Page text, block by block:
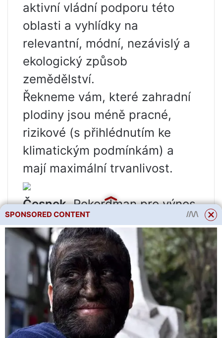
aktivní vládní podporu této
oblasti a vyhlídky na
relevantní, módní, nezávislý a
ekologický způsob
zemědělství.
Řekneme vám, které zahradní
plodiny jsou méně pracné,
rizikové (s přihlédnutím ke
klimatickým podmínkám) a
mají maximální trvanlivost.
Česnek.Rekordman pro výnos
a nejziskovější zahradní
plodinu. Výsev lze provést (v
závislosti na poloze stanoviště
a typu půdy) na otevřeném
terénu brzy na jaře, čas sklizně
je brzy na podzim. Česnek se
dobře skladuje, nezabere
SPONSORED CONTENT